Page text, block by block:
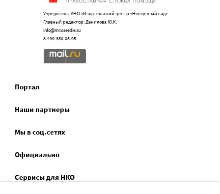
Учредитель: АНО «Издательский центр «Нескучный сад»
Главный редактор: Данилова Ю.К.
info@miloserdie.ru
8-499-350-05-95
Портал
Наши партнеры
Мы в соц.сетях
Официально
Сервисы для НКО